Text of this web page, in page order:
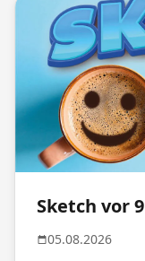
Sketch vor
05.08.2026